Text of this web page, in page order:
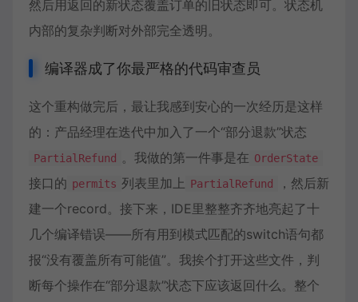
然后用返回的新状态覆盖订单的旧状态即可。状态机
内部的复杂判断对外部完全透明。
编译器成了你最严格的代码审查员
这个重构做完后，最让我感到安心的一次经历是这样
的：产品经理在迭代中加入了一个“部分退款”状态
PartialRefund 。我做的第一件事是在 OrderState
接口的 permits 列表里加上 PartialRefund
，然后新
建一个record。接下来，IDE里整整齐齐地亮起了十
几个编译错误——所有用到模式匹配的switch语句都
报“没有覆盖所有可能值”。我挨个打开这些文件，判
断每个操作在“部分退款”状态下应该返回什么。整个